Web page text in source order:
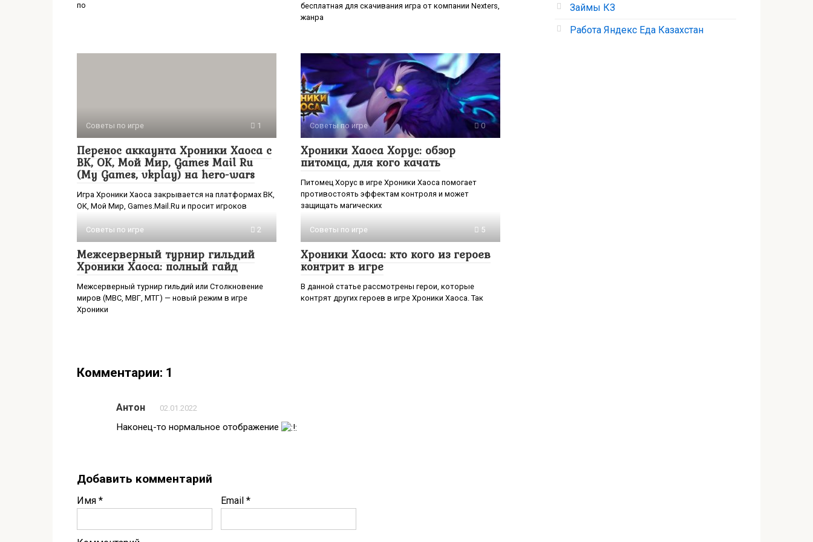
по
бесплатная для скачивания игра от компании Nexters,
жанра
Советы по игре 1
Перенос аккаунта Хроники Хаоса с
ВК, ОК, Мой Мир, Games Mail Ru
(My Games, vkplay) на hero-wars
Игра Хроники Хаоса закрывается на платформах ВК,
ОК, Мой Мир, Games.Mail.Ru и просит игроков
Советы по игре 0
Хроники Хаоса Хорус: обзор
питомца, для кого качать
Питомец Хорус в игре Хроники Хаоса помогает
противостоять эффектам контроля и может
защищать магических
Советы по игре 2
Межсерверный турнир гильдий
Хроники Хаоса: полный гайд
Межсерверный турнир гильдий или Столкновение
миров (МВС, МВГ, МТГ) — новый режим в игре
Хроники
Советы по игре 5
Хроники Хаоса: кто кого из героев
контрит в игре
В данной статье рассмотрены герои, которые
контрят других героев в игре Хроники Хаоса. Так
Комментарии: 1
Антон 02.01.2022
Наконец-то нормальное отображение
Добавить комментарий
Имя * Email *
Займы КЗ
Работа Яндекс Еда Казахстан